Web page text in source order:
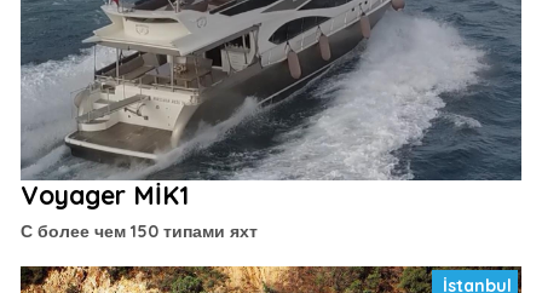
Voyager MİK1
С более чем 150 типами яхт
İstanbul